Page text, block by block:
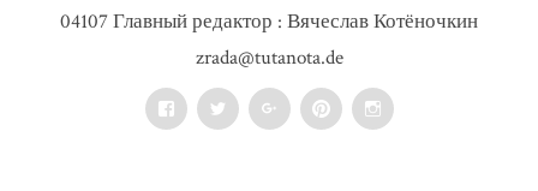
04107 Главный редактор : Вячеслав Котёночкин
zrada@tutanota.de
FacebookTwitter Google+PinterestInstagram